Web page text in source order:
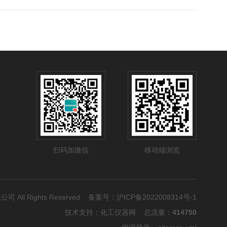
扫码加微信 移动端浏览
司 All Rights Reserved 备案号： 沪ICP备2022008314号-1
技术支持： 化工仪器网 总流量： 414750